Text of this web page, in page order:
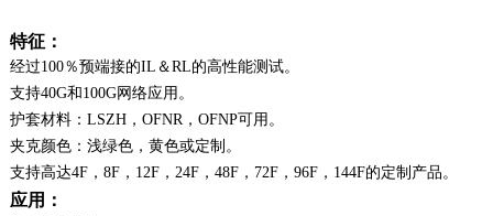
特征：
经过100％预端接的IL＆RL的高性能测试。
支持40G和100G网络应用。
护套材料：LSZH，OFNR，OFNP可用。
夹克颜色：浅绿色，黄色或定制。
支持高达4F，8F，12F，24F，48F，72F，96F，144F的定制产品。
应用：